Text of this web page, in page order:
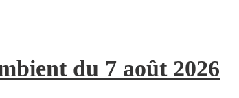
du 7 août 2026